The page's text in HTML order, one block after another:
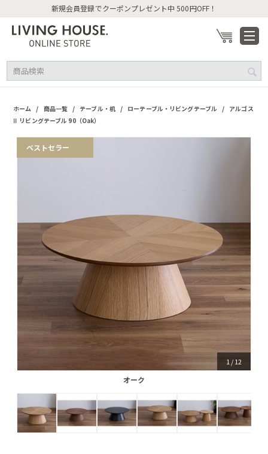
新規会員登録でクーポンプレゼント中 500円OFF！
ホーム / 商品一覧 / テーブル・机 / ローテーブル・リビングテーブル / アルゴス
Ⅱ リビングテーブル 90（Oak）
ベストセラー
1 /12
オーク